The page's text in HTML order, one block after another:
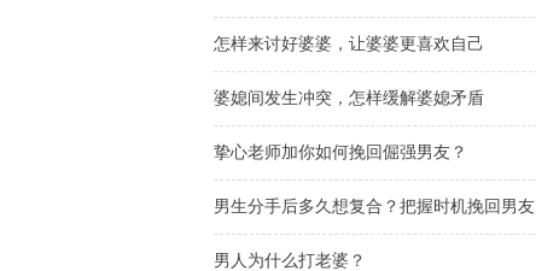
怎样来讨好婆婆，让婆婆更喜欢自己
婆媳间发生冲突，怎样缓解婆媳矛盾
挚心老师加你如何挽回倔强男友？
男生分手后多久想复合？把握时机挽回男友
男人为什么打老婆？